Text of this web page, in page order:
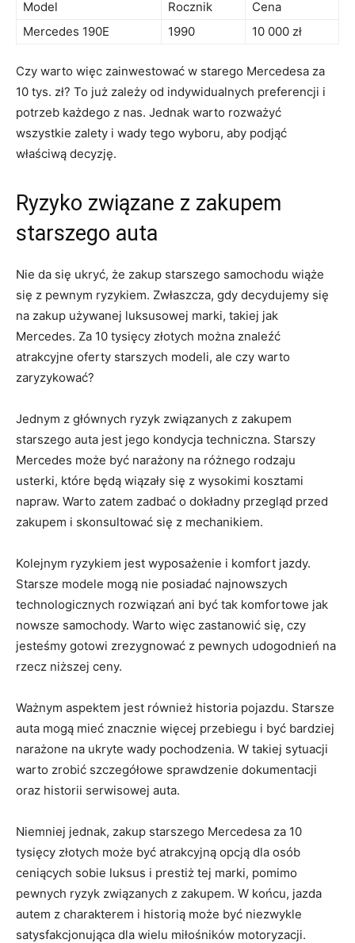
Model Rocznik
Cena
Mercedes 190E
1990 10 000 zł
Czy warto ⁤więc zainwestować w starego Mercedesa za
10 tys. zł? To już zależy od indywidualnych ⁣preferencji i
potrzeb⁢ każdego z nas. Jednak warto rozważyć
wszystkie zalety i wady‌ tego ⁤wyboru, aby podjąć
właściwą decyzję.
Ryzyko związane ⁢z zakupem
⁤starszego⁢ auta
Nie da się ukryć, że zakup starszego samochodu wiąże
się z‌ pewnym ryzykiem. Zwłaszcza, gdy decydujemy się
na zakup używanej luksusowej marki, takiej‍ jak
⁢Mercedes. Za 10 tysięcy złotych⁣ można znaleźć⁢
atrakcyjne oferty starszych modeli, ale czy warto
zaryzykować?
Jednym z głównych ryzyk związanych z zakupem
⁢starszego auta⁢ jest jego kondycja techniczna. Starszy‍
Mercedes może być narażony na różnego rodzaju
usterki, które będą ​wiązały się z wysokimi kosztami
napraw. Warto zatem zadbać o dokładny przegląd przed
zakupem i skonsultować się ⁤z mechanikiem.
Kolejnym ryzykiem jest wyposażenie i komfort jazdy.
Starsze modele mogą nie posiadać najnowszych
⁣technologicznych rozwiązań ani być tak komfortowe jak
nowsze samochody. Warto więc zastanowić się, czy
jesteśmy gotowi zrezygnować ⁤z pewnych udogodnień na
rzecz niższej ceny.
Ważnym aspektem jest ⁣również ‍historia pojazdu. ⁤Starsze
auta mogą ​mieć znacznie więcej przebiegu i być bardziej
narażone na ukryte wady ⁤pochodzenia.‍ W takiej sytuacji
warto zrobić szczegółowe sprawdzenie dokumentacji
oraz historii serwisowej auta.
Niemniej jednak, zakup starszego Mercedesa za ‍10
tysięcy złotych może być atrakcyjną‍ opcją dla osób
ceniących sobie luksus i prestiż tej⁢ marki, pomimo
pewnych ⁢ryzyk związanych z zakupem. W końcu, jazda
autem z charakterem i historią może być⁢ niezwykle
satysfakcjonująca ⁤dla wielu miłośników motoryzacji.